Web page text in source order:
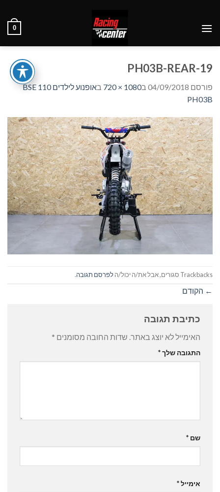
content
0
PH03B-REAR-19
פורסם 04/09/2018 ב1080 × 720 ב
אופנוע לילדים BSE 110
PH03B
Trackbacks סגורים, אבל את/ה יכול/ה לפרסם תגובה.
← הקודם
כתיבת תגובה
האימייל לא יוצג באתר. שדות החובה מסומנים *
התגובה שלך*
שם *
אימייל*